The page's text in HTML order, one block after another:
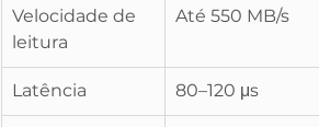
Velocidade de
leitura
Até 550 MB/s
Latência 80–120 μs